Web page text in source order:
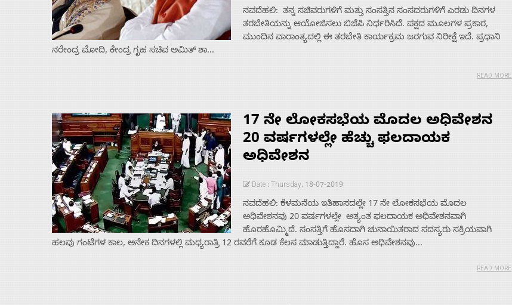
ನವದೆಹಲಿ: ತನ್ನ ಸಚಿವರುಗಳಿಗೆ ಮತ್ತು ಸಂಸತ್ತಿನ ಸಂಸದರುಗಳಿಗೆ ಎರಡು ದಿನಗಳ
ತರಬೇತಿಯನ್ನು ಆಯೋಜಿಸಲು ಬಿಜೆಪಿ ನಿರ್ಧರಿಸಿದೆ. ಪಕ್ಷದ ಮೂಲಗಳ ಪ್ರಕಾರ,
ಮುಂದಿನ ವಾರಾಂತ್ಯದಲ್ಲಿ ಈ ತರಬೇತಿ ಕಾರ್ಯಕ್ರಮ ಜರಗುವ ನಿರೀಕ್ಷೆ ಇದೆ. ಪ್ರಧಾನಿ
ನರೇಂದ್ರ ಮೋದಿ, ಕೇಂದ್ರ ಗೃಹ ಸಚಿವ ಅಮಿತ್ ಶಾ...
READ MORE
17 ನೇ ಲೋಕಸಭೆಯ ಮೊದಲ ಅಧಿವೇಶನ
20 ವರ್ಷಗಳಲ್ಲೇ ಹೆಚ್ಚು ಫಲದಾಯಕ
ಅಧಿವೇಶನ
Date : Thursday, 18-07-2019
ನವದೆಹಲಿ: ಕೆಳಮನೆಯ ಇತಿಹಾಸದಲ್ಲೇ 17 ನೇ ಲೋಕಸಭೆಯ ಮೊದಲ
ಅಧಿವೇಶನವು 20 ವರ್ಷಗಳಲ್ಲೇ ಅತ್ಯಂತ ಫಲದಾಯಕ ಅಧಿವೇಶನವಾಗಿ
ಹೊರಹೊಮ್ಮಿದೆ. ಸಂಸತ್ತಿಗೆ ಹೊಸದಾಗಿ ಚುನಾಯಿತರಾದ ಸದಸ್ಯರು ಸಕ್ರಿಯವಾಗಿ
ಹಲವು ಗಂಟೆಗಳ ಕಾಲ, ಅನೇಕ ದಿನಗಳಲ್ಲಿ ಮಧ್ಯರಾತ್ರಿ 12 ರವರೆಗೆ ಕೂಡ ಕೆಲಸ ಮಾಡುತ್ತಿದ್ದಾರೆ. ಹೊಸ ಅಧಿವೇಶನವು...
READ MORE